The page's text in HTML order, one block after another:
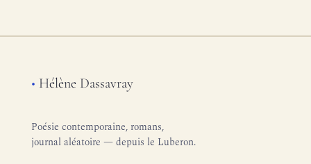
• Hélène Dassavray
Poésie contemporaine, romans,
journal aléatoire — depuis le Luberon.